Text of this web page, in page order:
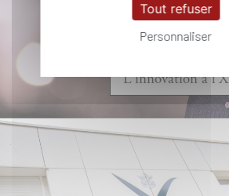
L'innovation à l'X
Tout refuser
Personnaliser